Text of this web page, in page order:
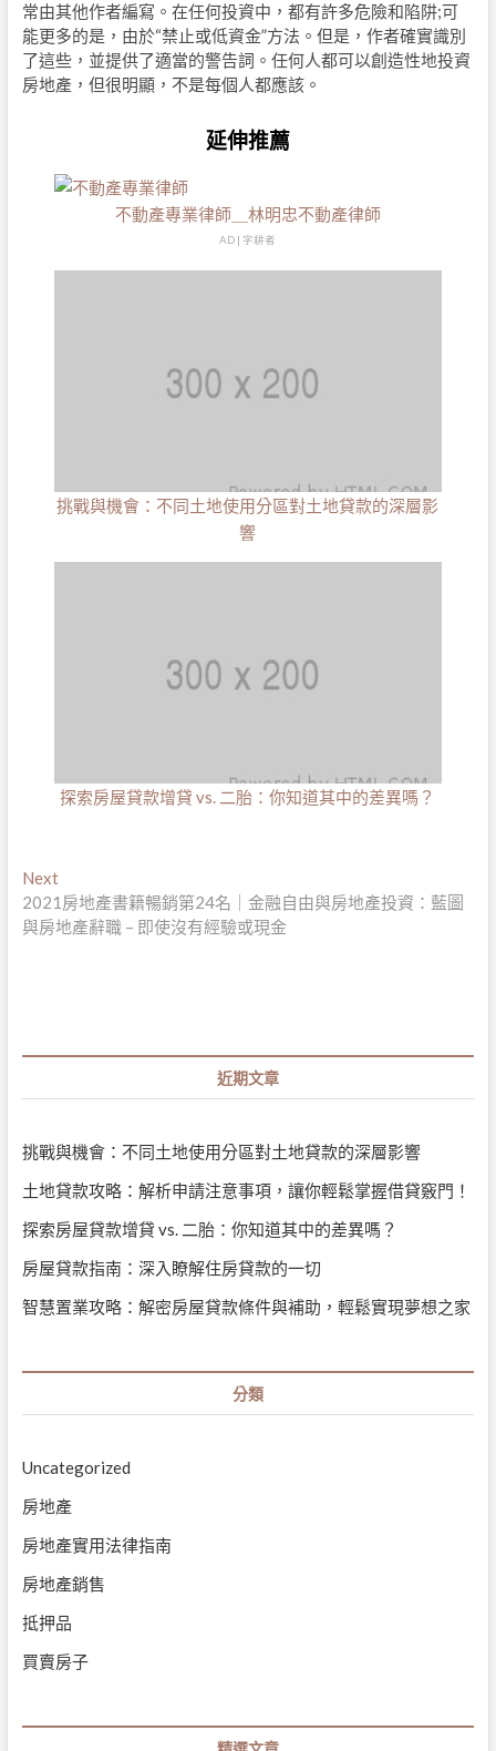
常由其他作者編寫。在任何投資中，都有許多危險和陷阱;可
能更多的是，由於“禁止或低資金”方法。但是，作者確實識別
了這些，並提供了適當的警告詞。任何人都可以創造性地投資
房地產，但很明顯，不是每個人都應該。
延伸推薦
不動產專業律師＿林明忠不動產律師
AD | 字耕者
挑戰與機會：不同土地使用分區對土地貸款的深層影
響
探索房屋貸款增貸 vs. 二胎：你知道其中的差異嗎？
文
章
NextNext
post:
2021房地產書籍暢銷第24名｜金融自由與房地產投資：藍圖
與房地產辭職 – 即使沒有經驗或現金
近期文章
挑戰與機會：不同土地使用分區對土地貸款的深層影響
土地貸款攻略：解析申請注意事項，讓你輕鬆掌握借貸竅門！
探索房屋貸款增貸 vs. 二胎：你知道其中的差異嗎？
房屋貸款指南：深入瞭解住房貸款的一切
智慧置業攻略：解密房屋貸款條件與補助，輕鬆實現夢想之家
分類
Uncategorized
房地產
房地產實用法律指南
房地產銷售
抵押品
買賣房子